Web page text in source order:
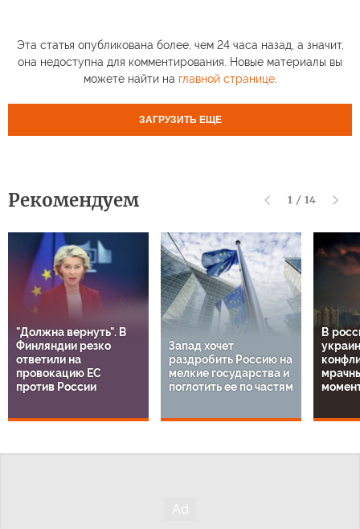
Эта статья опубликована более, чем 24 часа назад, а значит,
она недоступна для комментирования. Новые материалы вы
можете найти на главной странице.
ЗАГРУЗИТЬ ЕЩЕ
Рекомендуем 1 / 14
"Должна вернуть". В
Финляндии резко
ответили на
провокацию ЕС
против России
Запад хочет
раздробить Россию на
мелкие государства и
поглотить ее по частям
В